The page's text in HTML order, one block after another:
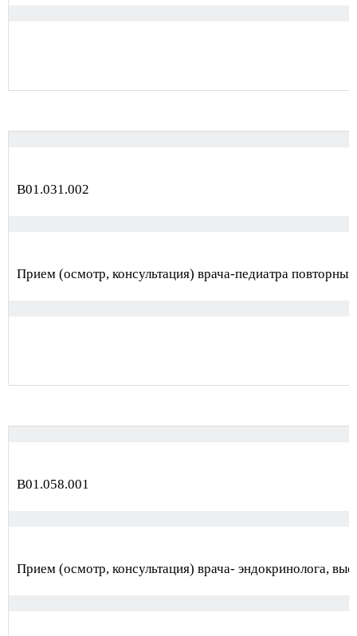
В01.031.002
Прием (осмотр, консультация) врача-педиатра повторный
В01.058.001
Прием (осмотр, консультация) врача- эндокринолога,